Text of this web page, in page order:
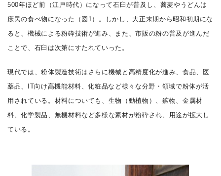
500年ほど前（江戸時代）になって石臼が普及し、蕎麦やうどんは
庶民の食べ物になった（図1）。しかし、大正末期から昭和初期にな
ると、機械による粉砕技術が進み、また、市販の粉の普及が進んだ
ことで、石臼は次第にすたれていった。
現代では、粉体製造技術はさらに機械と高精度化が進み、食品、医
薬品、IT向け高機能材料、化粧品など様々な分野・領域で粉体が活
用されている。材料についても、生物（動植物）、鉱物、金属材
料、化学製品、無機材料など多様な素材が粉砕され、用途が拡大し
ている。